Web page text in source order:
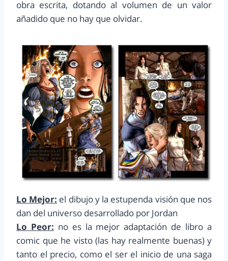
obra escrita, dotando al volumen de un valor
añadido que no hay que olvidar.
Lo Mejor: el dibujo y la estupenda visión que nos
dan del universo desarrollado por Jordan
Lo Peor: no es la mejor adaptación de libro a
comic que he visto (las hay realmente buenas) y
tanto el precio, como el ser el inicio de una saga